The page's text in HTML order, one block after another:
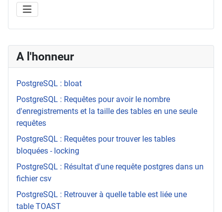
A l'honneur
PostgreSQL : bloat
PostgreSQL : Requêtes pour avoir le nombre
d'enregistrements et la taille des tables en une seule
requêtes
PostgreSQL : Requêtes pour trouver les tables
bloquées - locking
PostgreSQL : Résultat d'une requête postgres dans un
fichier csv
PostgreSQL : Retrouver à quelle table est liée une
table TOAST